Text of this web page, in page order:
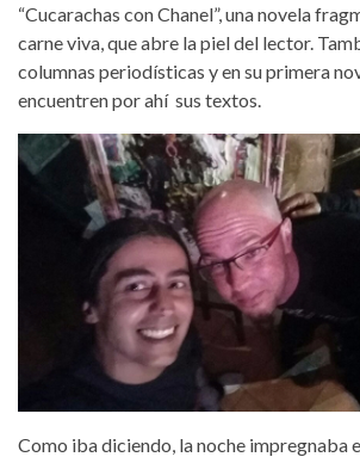
“Cucarachas con Chanel”, una novela
carne viva, que abre la piel del lector.
columnas periodísticas y en su primera
encuentren por ahí sus textos.
Como iba diciendo, la noche impregnaba